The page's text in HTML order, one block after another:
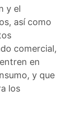
y el
así como
comercial,
en
y que
los